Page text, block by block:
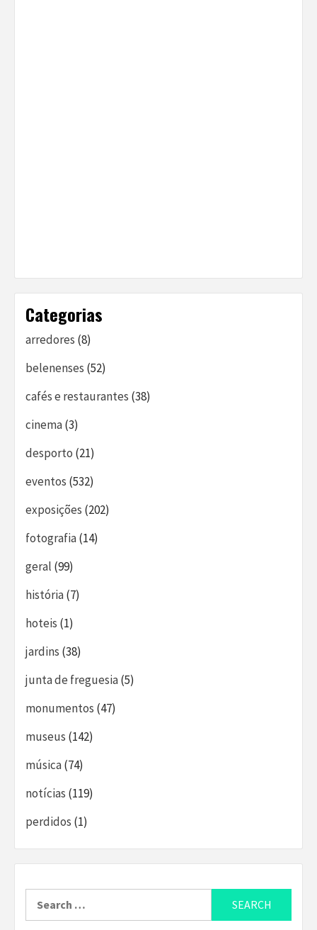
Categorias
arredores (8)
belenenses (52)
cafés e restaurantes (38)
cinema(3)
desporto (21)
eventos (532)
exposições (202)
fotografia(14)
geral (99)
história(7)
hoteis (1)
jardins (38)
junta de freguesia(5)
monumentos (47)
museus (142)
música(74)
notícias (119)
perdidos (1)
for: